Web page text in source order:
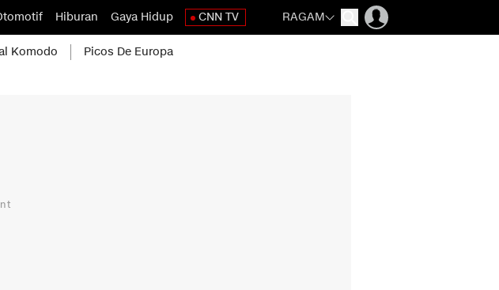
Hiburan Gaya Hidup CNN TV RAGAM
Komodo Picos De Europa